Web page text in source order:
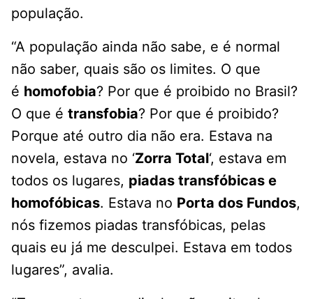
população.
“A população ainda não sabe, e é normal
não saber, quais são os limites. O que
é homofobia? Por que é proibido no Brasil?
O que é transfobia? Por que é proibido?
Porque até outro dia não era. Estava na
novela, estava no ‘Zorra Total‘, estava em
todos os lugares, piadas transfóbicas e
homofóbicas. Estava no Porta dos Fundos,
nós fizemos piadas transfóbicas, pelas
quais eu já me desculpei. Estava em todos
lugares”, avalia.